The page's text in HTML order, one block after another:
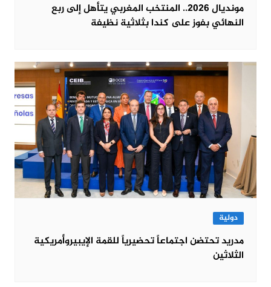
مونديال 2026.. المنتخب المغربي يتأهل إلى ربع
النهائي بفوز على كندا بثلاثية نظيفة
دولية
مدريد تحتضن اجتماعاً تحضيرياً للقمة الإيبيروأمريكية
الثلاثين